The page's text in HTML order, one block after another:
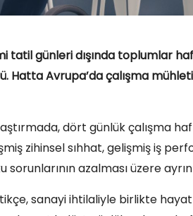
tatil günleri dışında toplumlar
Hatta Avrupa’da çalışma
dört günlük çalışma
zihinsel sıhhat, gelişmiş iş
sorunlarının azalması üzere
sanayi ihtilaliyle birlikte